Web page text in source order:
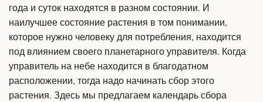
года и суток находятся в разном состоянии. И
наилучшее состояние растения в том понимании,
которое нужно человеку для потребления, находится
под влиянием своего планетарного управителя. Когда
управитель на небе находится в благодатном
расположении, тогда надо начинать сбор этого
растения. Здесь мы предлагаем календарь сбора